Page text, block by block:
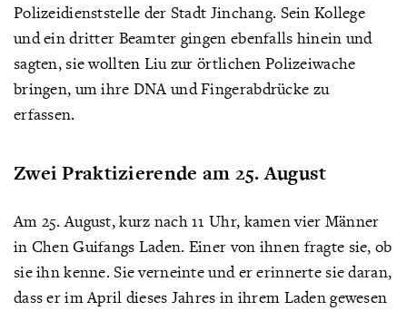
Polizeidienststelle der Stadt Jinchang. Sein Kollege
und ein dritter Beamter gingen ebenfalls hinein und
sagten, sie wollten Liu zur örtlichen Polizeiwache
bringen, um ihre DNA und Fingerabdrücke zu
erfassen.
Zwei Praktizierende am 25. August
Am 25. August, kurz nach 11 Uhr, kamen vier Männer
in Chen Guifangs Laden. Einer von ihnen fragte sie, ob
sie ihn kenne. Sie verneinte und er erinnerte sie daran,
dass er im April dieses Jahres in ihrem Laden gewesen